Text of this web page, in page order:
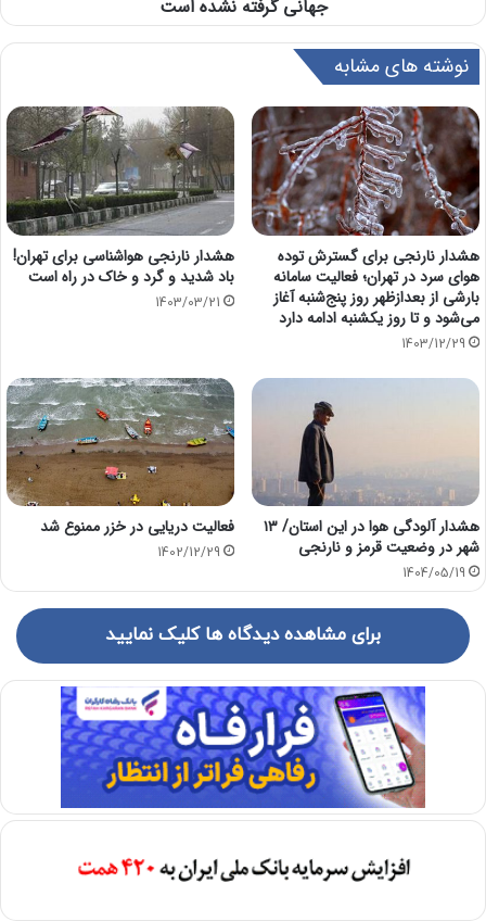
جهانی گرفته نشده است
نوشته های مشابه
هشدار نارنجی برای گسترش توده
هوای سرد در تهران؛ فعالیت سامانه
بارشی از بعدازظهر روز پنج‌شنبه آغاز
می‌شود و تا روز یکشنبه ادامه دارد
1403/12/29
هشدار نارنجی هواشناسی برای تهران!
باد شدید و گرد و خاک در راه است
1403/03/21
هشدار آلودگی هوا در این استان/ ۱۳
شهر در وضعیت قرمز و نارنجی
1404/05/19
فعالیت دریایی در خزر ممنوع شد
1402/12/29
برای مشاهده دیدگاه ها کلیک نمایید